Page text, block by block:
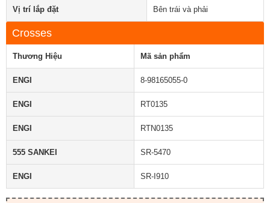
Vị trí lắp đặt Bên trái và phải
Crosses
Thương Hiệu Mã sản phẩm
ENGI 8-98165055-0
ENGI RT0135
ENGI RTN0135
555 SANKEI SR-5470
ENGI SR-I910